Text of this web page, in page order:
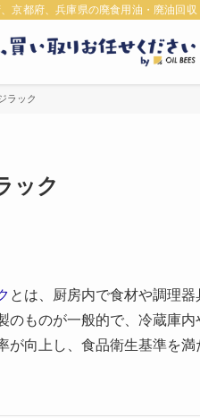
京都府、兵庫県の廃食用油・廃油回
ラック
ック
とは、厨房内で食材や調理
のものが一般的で、冷蔵庫
が向上し、食品衛生基準を満